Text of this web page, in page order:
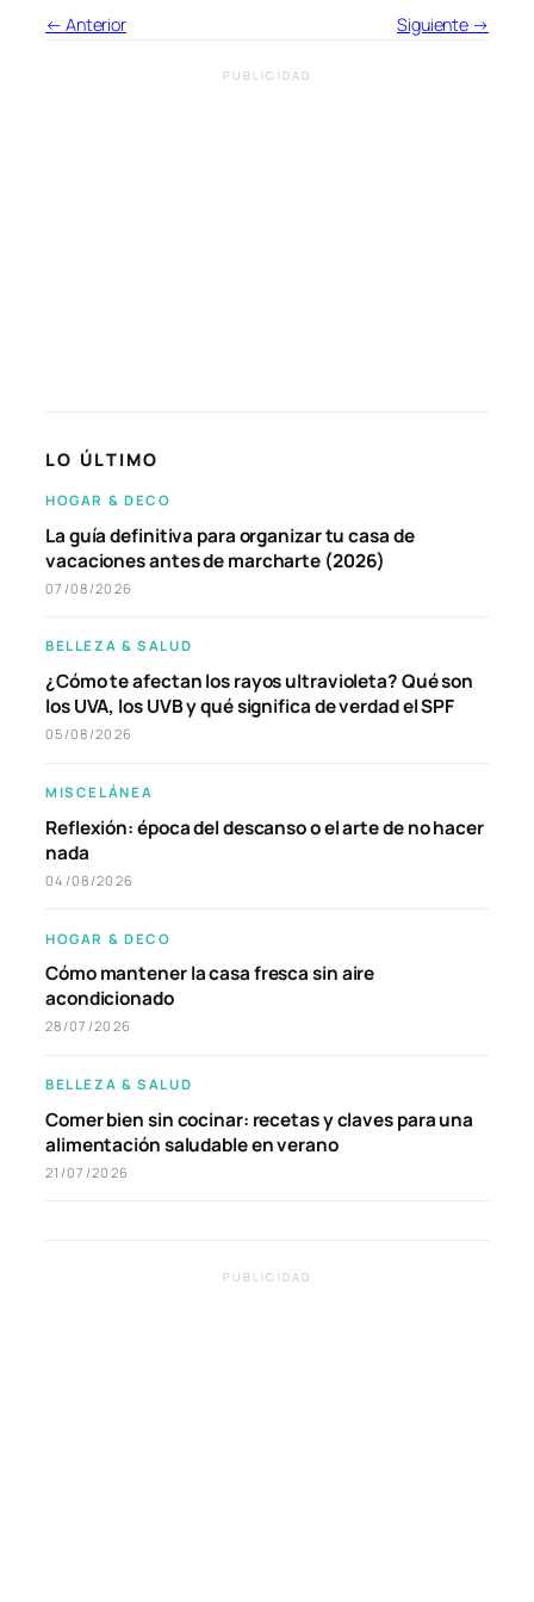
← Anterior Siguiente →
PUBLICIDAD
LO ÚLTIMO
HOGAR & DECO
La guía definitiva para organizar tu casa de
vacaciones antes de marcharte (2026)
07/08/2026
BELLEZA & SALUD
¿Cómo te afectan los rayos ultravioleta? Qué son
los UVA, los UVB y qué significa de verdad el SPF
05/08/2026
MISCELÁNEA
Reflexión: época del descanso o el arte de no hacer
nada
04/08/2026
HOGAR & DECO
Cómo mantener la casa fresca sin aire
acondicionado
28/07/2026
BELLEZA & SALUD
Comer bien sin cocinar: recetas y claves para una
alimentación saludable en verano
21/07/2026
PUBLICIDAD